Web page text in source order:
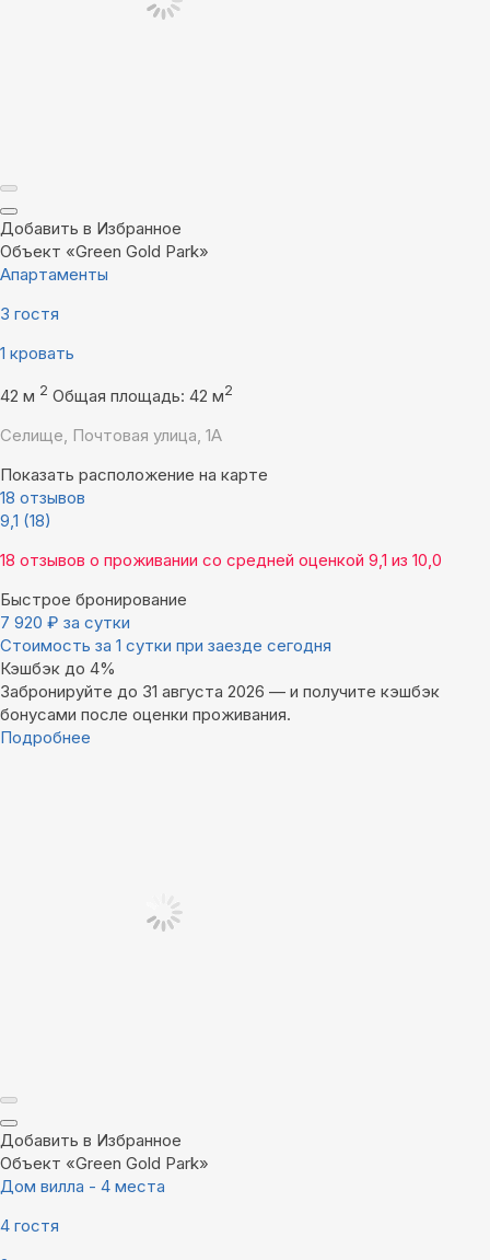
Добавить в Избранное
Объект «Green Gold Park»
Апартаменты
3 гостя
1 кровать
42 м 2 Общая площадь: 42 м2
Селище, Почтовая улица, 1А
Показать расположение на карте
18 отзывов
9,1 (18)
18 отзывов о проживании со средней оценкой 9,1 из 10,0
Быстрое бронирование
7 920 ₽ за сутки
Стоимость за 1 сутки при заезде сегодня
Кэшбэк до 4%
Забронируйте до 31 августа 2026 — и получите кэшбэк
бонусами после оценки проживания.
Подробнее
Добавить в Избранное
Объект «Green Gold Park»
Дом вилла - 4 места
4 гостя